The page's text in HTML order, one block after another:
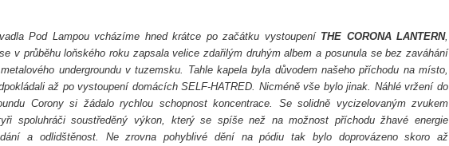
Pod Lampou vcházíme hned krátce po začátku vystoupení THE CORONA LANTERN,
v průběhu loňského roku zapsala velice zdařilým druhým albem a posunula se bez zaváhání
undergroundu v tuzemsku. Tahle kapela byla důvodem našeho příchodu na místo,
až po vystoupení domácích SELF-HATRED. Nicméně vše bylo jinak. Náhlé vržení do
Coronysi žádalo rychlou schopnost koncentrace. Se solidně vycizelovaným zvukem
spoluhráči soustředěný výkon, který se spíše než na možnost příchodu žhavé energie
a odlidštěnost. Ne zrovna pohyblivé dění na pódiu tak bylo doprovázeno skoro až